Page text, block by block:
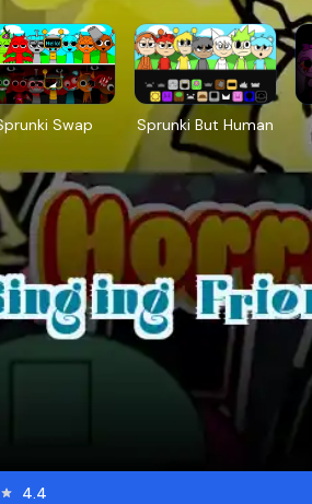
Swap Sprunki But Human
4.4